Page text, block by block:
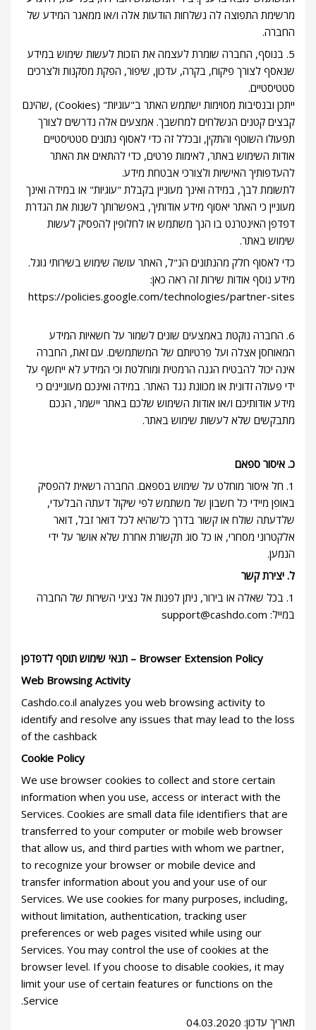
מרשימת התפוצה לה נשלחות הודעות אלה ו/או ממאגר המידע של
החברה.
5. בנוסף, החברה שומרת לעצמה את הזכות לעשות שימוש במידע
שנאסף לצורך פיקוח, בקרה, עדכון, שיפור, הפקת מסקנות ולצרכים
סטטיסטיים.
ייתכן ובנסיבות מסוימות ישתמש האתר ב"עוגיות" (Cookies) ,שהינם
קבצים קטנים הנשלחים למחשבך. אמצעים אלה נדרשים לצורך
תפעולו השוטף והתקין, ובכלל זה כדי לאסוף נתונים סטטיסטיים
אודות השימוש באתר, לאימות פרטים, כדי להתאים את האתר
להעדפותיך האישיות ולצורכי אבטחת מידע.
לתשומת לבך, במידה ואינך מעוניין בקבלת "עוגיות" או במידה ואינך
מעוניין כי האתר יאסוף מידע אודותיך, באפשרותך לשנות את הגדרת
דפדפן האינטרנט בו הנך משתמש או לחלופין להפסיק לעשות
שימוש באתר.
כדי לאסוף חלק מהנתונים הנ"ל, האתר עושה שימוש בשירותי גוגל.
מידע נוסף אודות שירות זה ראה כאן:
https://policies.google.com/technologies/partner-sites
6. החברה נוקטת באמצעים שונים לשמור על חשאיות המידע
המאוחסן אצלה ועל פרטיותם של המשתמשים. עם זאת, החברה
אינה יכול להבטיח הגנה הרמטית ומוחלטת וכי המידע לא ייחשף על
ידי פעולה זדונית או מכוונת נגד האתר. במידה ואינכם מעוניינים כי
מידע אודותיכם ו/או אודות השימוש שלכם באתר יישמר, הנכם
מתבקשים שלא לעשות שימוש באתר.
כ. איסור ספאם
1. חל איסור מוחלט על שימוש בספאם. החברה רשאית להפסיק
באופן מיידי כל חשבון של משתמש לפי שיקול דעתה הבלעדי,
שלדעתה שולח או קשור בדרך כלשהיא לכל דואר זבל, דואר
אלקטרוני מסחרי, ‫או כל סוג תקשורת אחרת שלא אושר על ידי
הנמען.‬‬
ל. יצירת קשר
1. בכל שאלה או בירור, ניתן לפנות אל נציגי השירות של החברה
במייל: support@cashdo.com
Browser Extension Policy – תנאי שימוש תוסף לדפדפן
Web Browsing Activity
Cashdo.co.il analyzes you web browsing activity to
identify and resolve any issues that may lead to the loss
of the cashback
Cookie Policy
We use browser cookies to collect and store certain
information when you use, access or interact with the
Services. Cookies are small data file identifiers that are
transferred to your computer or mobile web browser
that allow us, and third parties with whom we partner,
to recognize your browser or mobile device and
transfer information about you and your use of our
Services. We use cookies for many purposes, including,
without limitation, authentication, tracking user
preferences or web pages visited while using our
Services. You may control the use of cookies at the
browser level. If you choose to disable cookies, it may
limit your use of certain features or functions on the
Service.
תאריך עדכון: 04.03.2020